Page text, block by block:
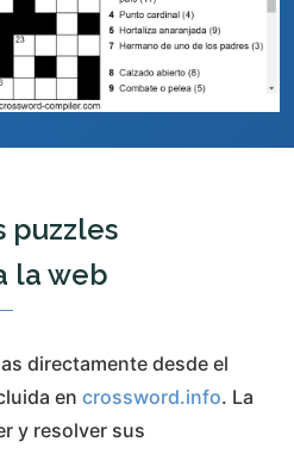
puzzles
la web
directamente desde el
en crossword.info. La
y resolver sus